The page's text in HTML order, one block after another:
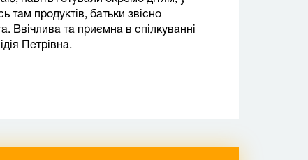
там продуктів, батьки звісно
Ввічлива та приємна в спілкуванні
Петрівна.